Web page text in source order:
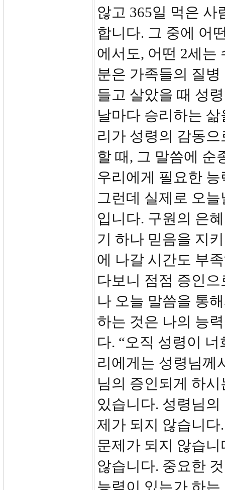
않고 365일 먹은 사
합니다. 그 중에 어
에서도, 어떤 2세는
분은 가족들의 질
들고 살았을 때 성
날마다 승리하는
리가 성령의 감동
할 때, 그 말씀에 순
우리에게 필요한
그런데 실제로 오
입니다. 구원의 은
기 하나 믿음을 지
에 나갈 시간도 부
다보니 점점 증인
나 오늘 말씀을 통
하는 것은 나의 능
다. “오직 성령이
리에게는 성령님께
님의 증인되게 하
있습니다. 성령님
제가 되지 않습니
문제가 되지 않습
않습니다. 중요한
능력이 있는가 하